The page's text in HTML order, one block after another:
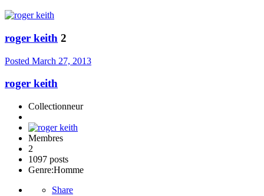
roger keith 2
Posted March 27, 2013
roger keith
Collectionneur
Membres
2
1097 posts
Genre:Homme
Share